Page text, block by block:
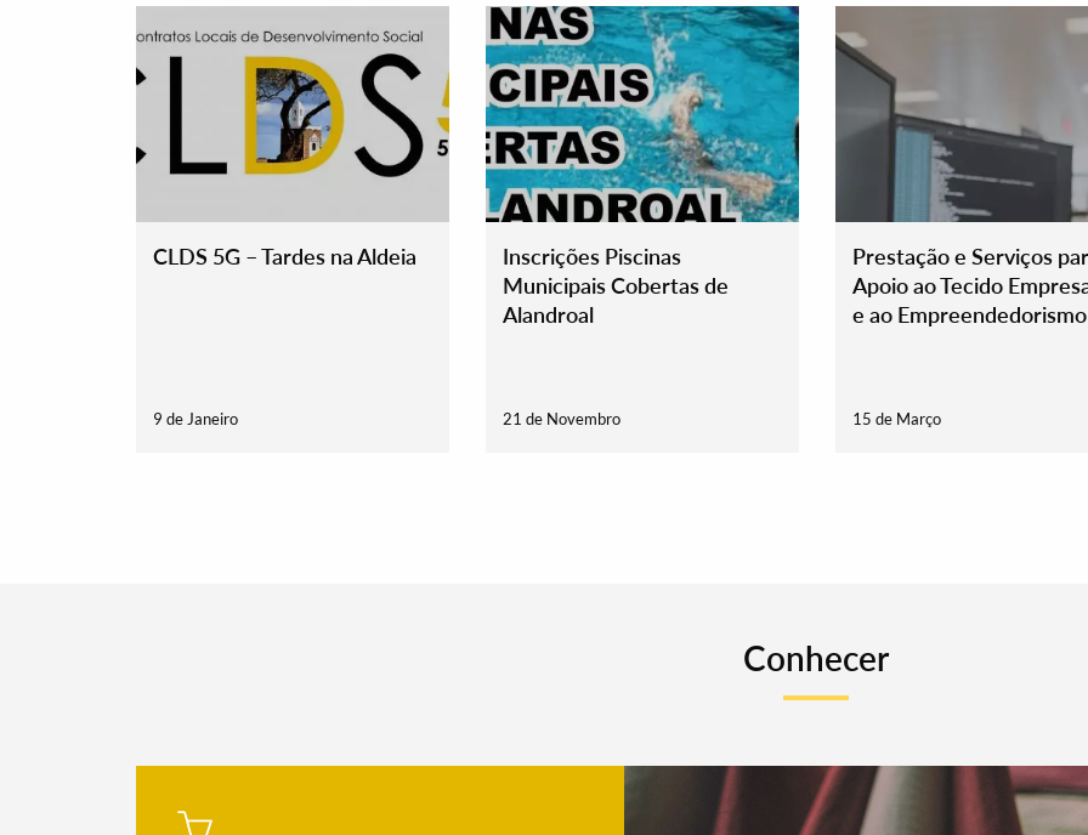
CLDS 5G – Tardes na Aldeia
9 de Janeiro
Inscrições Piscinas
Municipais Cobertas de
Alandroal
21 de Novembro
Prestação e Serviços
Apoio ao Tecido
e ao
15 de Março
Conhecer